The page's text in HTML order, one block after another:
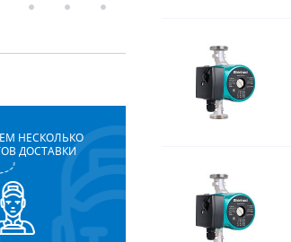
НЕСКОЛЬКО
ДОСТАВКИ